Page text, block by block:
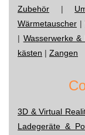
Zubehör |
Wärmetauscher |
| Wasserwerke &
kästen | Zangen
3D & Virtual
Ladegeräte &